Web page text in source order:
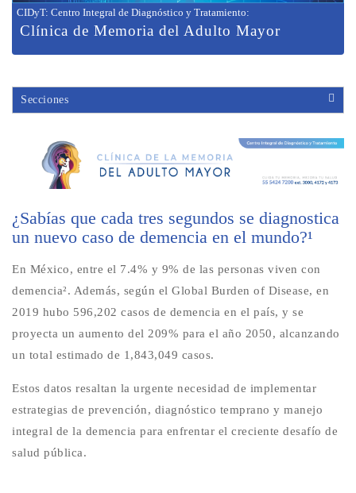
CIDyT: Centro Integral de Diagnóstico y Tratamiento:
Clínica de Memoria del Adulto Mayor
Secciones
¿Sabías que cada tres segundos se diagnostica
un nuevo caso de demencia en el mundo?¹
En México, entre el 7.4% y 9% de las personas viven con
demencia². Además, según el Global Burden of Disease, en
2019 hubo 596,202 casos de demencia en el país, y se
proyecta un aumento del 209% para el año 2050, alcanzando
un total estimado de 1,843,049 casos.
Estos datos resaltan la urgente necesidad de implementar
estrategias de prevención, diagnóstico temprano y manejo
integral de la demencia para enfrentar el creciente desafío de
salud pública.